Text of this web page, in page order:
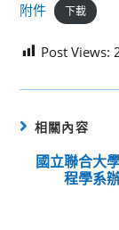
附件 下載
Post Views:
相關內容
國立聯合大
程學系